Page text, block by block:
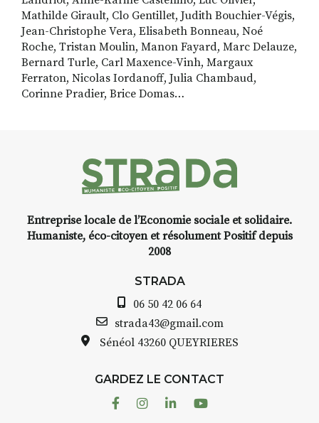
Mathilde Girault, Clo Gentillet, Judith Bouchier-Végis,
Jean-Christophe Vera, Elisabeth Bonneau, Noé
Roche, Tristan Moulin, Manon Fayard, Marc Delauze,
Bernard Turle, Carl Maxence-Vinh, Margaux
Ferraton, Nicolas Iordanoff, Julia Chambaud,
Corinne Pradier, Brice Domas…
Entreprise locale de l’Economie sociale et solidaire.
Humaniste, éco-citoyen et résolument Positif depuis
2008
STRADA
06 50 42 06 64
strada43@gmail.com
Sénéol 43260 QUEYRIERES
GARDEZ LE CONTACT
FacebookInstagram
LinkedinYoutube